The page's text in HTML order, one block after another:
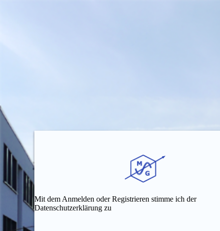
Mit dem Anmelden oder Registrieren stimme ich der
Datenschutzerklärung zu